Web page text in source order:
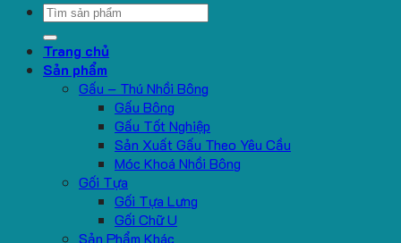
Search
Trang chủ
Sản phẩm
Gấu – Thú Nhồi Bông
Gấu Bông
Gấu Tốt Nghiệp
Sản Xuất Gấu Theo Yêu Cầu
Móc Khoá Nhồi Bông
Gối Tựa
Gối Tựa Lưng
Gối Chữ U
Sản Phẩm Khác